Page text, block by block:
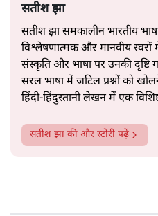
सतीश झा
सतीश झा समकालीन भारतीय
विश्लेषणात्मक और मानवीय स्वरों
संस्कृति और भाषा पर उनकी
सरल भाषा में जटिल प्रश्नों को
हिंदी‑हिंदुस्तानी लेखन में एक
सतीश झा की और स्टोरी पढ़ें